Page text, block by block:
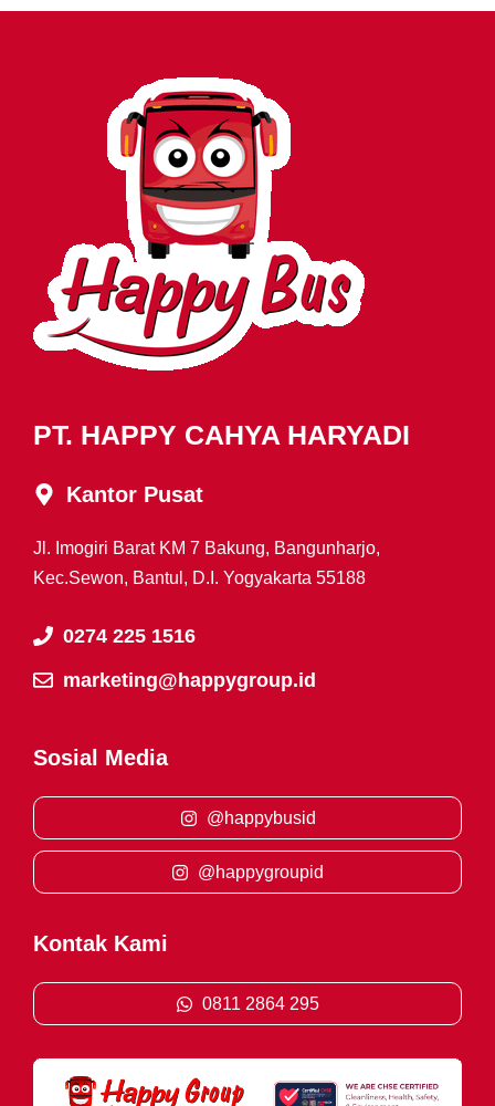
PT. HAPPY CAHYA HARYADI
Kantor Pusat
Jl. Imogiri Barat KM 7 Bakung, Bangunharjo,
Kec.Sewon, Bantul, D.I. Yogyakarta 55188
0274 225 1516
marketing@happygroup.id
Sosial Media
@happybusid
@happygroupid
Kontak Kami
0811 2864 295